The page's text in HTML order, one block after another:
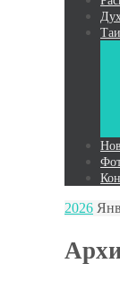
2026